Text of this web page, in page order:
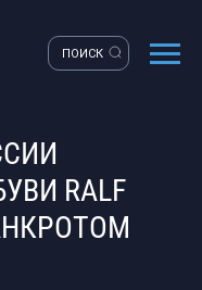
ПОИСК
RALF